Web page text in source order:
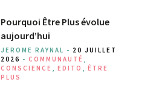
Pourquoi Être Plus évolue
aujourd’hui
JEROME RAYNAL - 20 JUILLET
2026 - COMMUNAUTÉ ,
CONSCIENCE , EDITO , ÊTRE
PLUS